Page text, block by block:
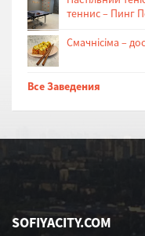
теннис – Пинг
Cмачнісіма –
Все Заведения
SOFIYACITY.COM